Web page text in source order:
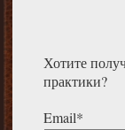
Хотите
практики?
Email*